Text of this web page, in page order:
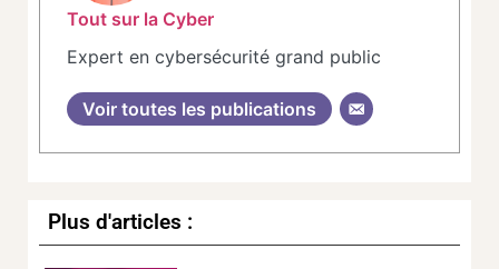
Tout sur la Cyber
Expert en cybersécurité grand public
Voir toutes les publications
Plus d'articles :